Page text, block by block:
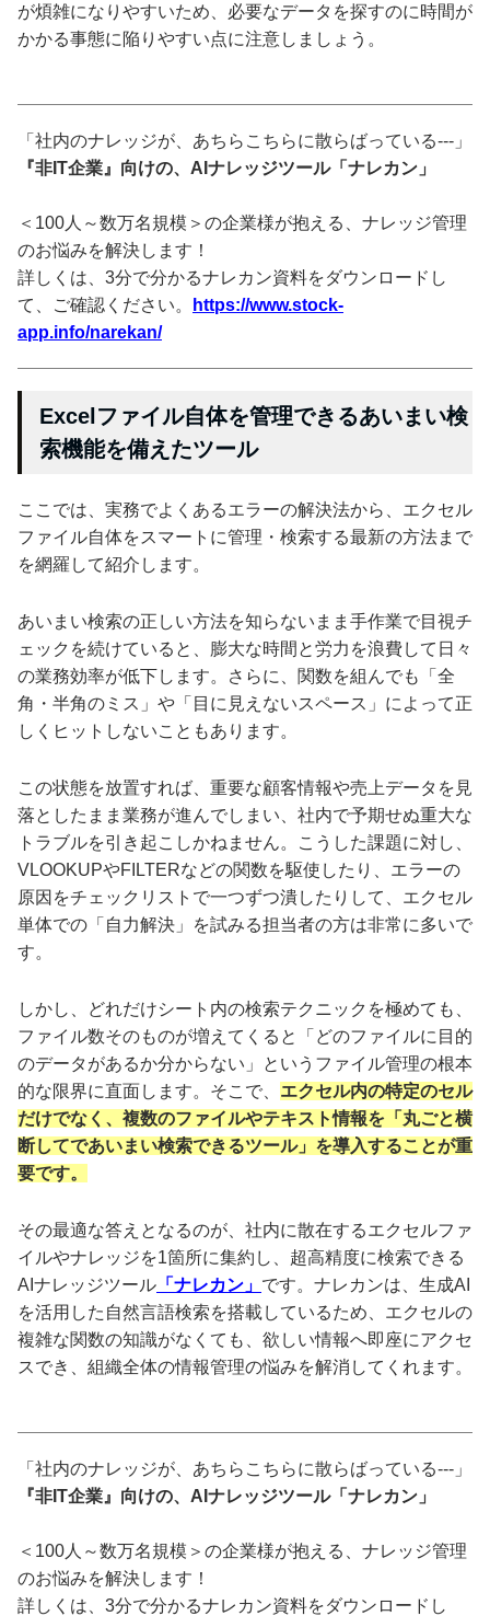
が煩雑になりやすいため、必要なデータを探すのに時間が
かかる事態に陥りやすい点に注意しましょう。
「社内のナレッジが、あちらこちらに散らばっている---」
『非IT企業』向けの、AIナレッジツール「ナレカン」
＜100人～数万名規模＞の企業様が抱える、ナレッジ管理
のお悩みを解決します！
詳しくは、3分で分かるナレカン資料をダウンロードし
て、ご確認ください。
https://www.stock-
app.info/narekan/
Excelファイル自体を管理できるあいまい検
索機能を備えたツール
ここでは、実務でよくあるエラーの解決法から、エクセル
ファイル自体をスマートに管理・検索する最新の方法まで
を網羅して紹介します。
あいまい検索の正しい方法を知らないまま手作業で目視チ
ェックを続けていると、膨大な時間と労力を浪費して日々
の業務効率が低下します。さらに、関数を組んでも「全
角・半角のミス」や「目に見えないスペース」によって正
しくヒットしないこともあります。
この状態を放置すれば、重要な顧客情報や売上データを見
落としたまま業務が進んでしまい、社内で予期せぬ重大な
トラブルを引き起こしかねません。こうした課題に対し、
VLOOKUPやFILTERなどの関数を駆使したり、エラーの
原因をチェックリストで一つずつ潰したりして、エクセル
単体での「自力解決」を試みる担当者の方は非常に多いで
す。
しかし、どれだけシート内の検索テクニックを極めても、
ファイル数そのものが増えてくると「どのファイルに目的
のデータがあるか分からない」というファイル管理の根本
的な限界に直面します。そこで、 エクセル内の特定のセル
だけでなく、複数のファイルやテキスト情報を「丸ごと横
断してであいまい検索できるツール」を導入することが重
要です。
その最適な答えとなるのが、社内に散在するエクセルファ
イルやナレッジを1箇所に集約し、超高精度に検索できる
AIナレッジツール 「ナレカン」 です。ナレカンは、生成AI
を活用した自然言語検索を搭載しているため、エクセルの
複雑な関数の知識がなくても、欲しい情報へ即座にアクセ
スでき、組織全体の情報管理の悩みを解消してくれます。
「社内のナレッジが、あちらこちらに散らばっている---」
『非IT企業』向けの、AIナレッジツール「ナレカン」
＜100人～数万名規模＞の企業様が抱える、ナレッジ管理
のお悩みを解決します！
詳しくは、3分で分かるナレカン資料をダウンロードし